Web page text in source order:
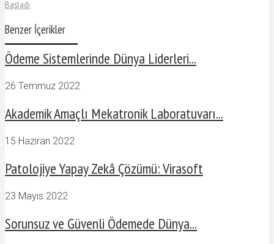
Başladı
Benzer İçerikler
Ödeme Sistemlerinde Dünya Liderleri...
26 Temmuz 2022
Akademik Amaçlı Mekatronik Laboratuvarı...
15 Haziran 2022
Patolojiye Yapay Zekâ Çözümü: Virasoft
23 Mayıs 2022
Sorunsuz ve Güvenli Ödemede Dünya...